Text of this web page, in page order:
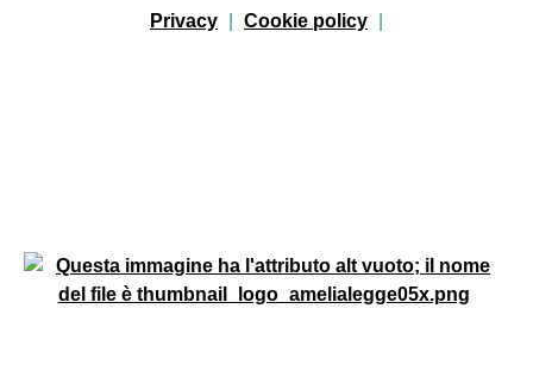
Sezione Link Utili
Privacy Cookie policy